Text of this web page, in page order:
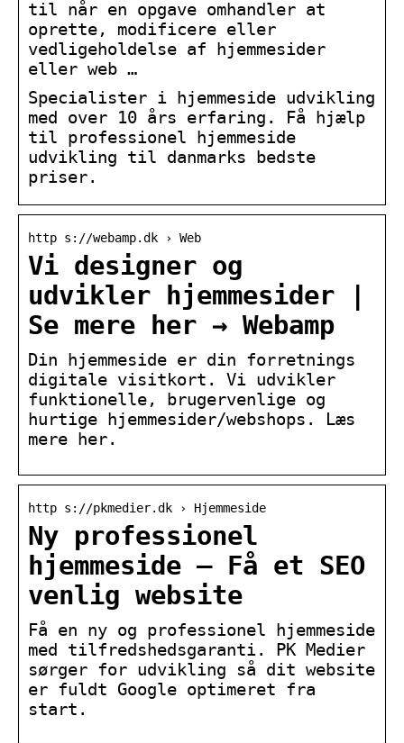
til når en opgave omhandler at
oprette, modificere eller
vedligeholdelse af hjemmesider
eller web …
Specialister i hjemmeside udvikling
med over 10 års erfaring. Få hjælp
til professionel hjemmeside
udvikling til danmarks bedste
priser.
http s://webamp.dk › Web
Vi designer og
udvikler hjemmesider |
Se mere her → Webamp
Din hjemmeside er din forretnings
digitale visitkort. Vi udvikler
funktionelle, brugervenlige og
hurtige hjemmesider/webshops. Læs
mere her.
http s://pkmedier.dk › Hjemmeside
Ny professionel
hjemmeside – Få et SEO
venlig website
Få en ny og professionel hjemmeside
med tilfredshedsgaranti. PK Medier
sørger for udvikling så dit website
er fuldt Google optimeret fra
start.